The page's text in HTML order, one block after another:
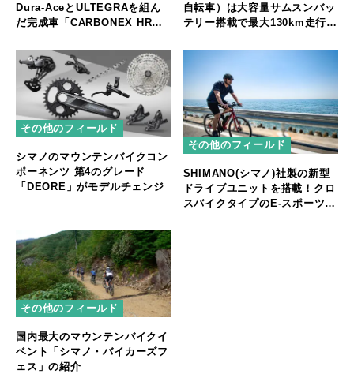
Dura-AceとULTEGRAを組ん
だ完成車「CARBONEX HR
「CARBONEX HR DISC
ULTEGRA Di2」発売
自転車）は大容量サムスンバッ
テリー搭載で最大130km走行可
ンション搭載
その他のフィールド
シマノのマウンテンバイクコン
ポーネンツ 第4のグレード
「DEORE」がモデルチェンジ
その他のフィールド
SHIMANO(シマノ)社製の新型
ドライブユニットを搭載！クロ
スバイクタイプのE-スポーツバ
その他のフィールド
国内最大のマウンテンバイクイ
ベント「シマノ・バイカーズフ
ェス」の紹介